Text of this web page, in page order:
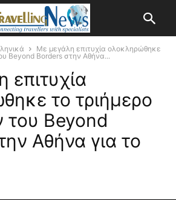
Με μεγάλη επιτυχία ολοκληρώθηκε
Beyond Borders στην Αθήνα...
το τριήμερο
Beyond
Αθήνα για το